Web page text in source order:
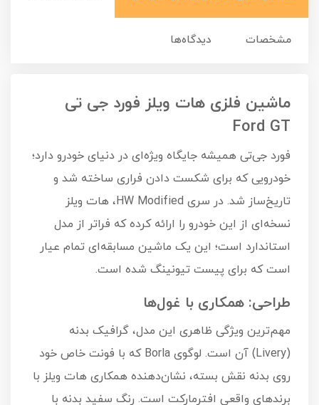
مشخصات دیدگاه‌ها
ماشین فلزی هات ویلز فورد جی تی
Ford GT
فورد جی‌تی همیشه جایگاه ویژه‌ای در دنیای خودرو دارد؛
خودرویی که برای شکست دادن فراری ساخته شد و
تاریخ‌ساز شد. در سری HW Modified، هات ویلز
نسخه‌ای از این خودرو را ارائه کرده که فراتر از مدل
استاندارد است؛ این یک ماشین مسابقه‌ای تمام عیار
است که برای پیست تیونینگ شده است.
طراحی: همکاری با غول‌ها
مهم‌ترین ویژگی ظاهری این مدل، گرافیک بدنه
(Livery) آن است. لوگوی Borla که با فونت خاص خود
روی بدنه نقش بسته، نشان‌دهنده همکاری هات ویلز با
برندهای واقعی افترمارکت است. رنگ سفید بدنه با